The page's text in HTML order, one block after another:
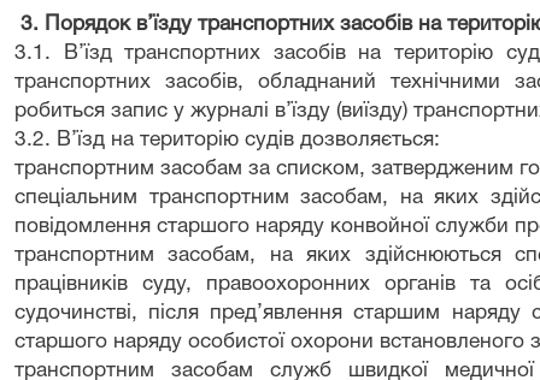
3. Порядок в’їзду транспортних засобів на
3.1. В’їзд транспортних засобів на територію
транспортних засобів, обладнаний технічними
робиться запис у журналі в’їзду (виїзду)
3.2. В’їзд на територію судів дозволяється:
транспортним засобам за списком, затвердженим
спеціальним транспортним засобам, на яких
повідомлення старшого наряду конвойної служби про
транспортним засобам, на яких здійснюються
працівників суду, правоохоронних органів та
судочинстві, після пред’явлення старшим наряду
старшого наряду особистої охорони встановленого
транспортним засобам служб швидкої